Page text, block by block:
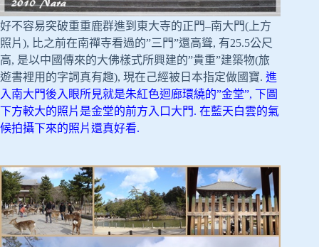
好不容易突破重重鹿群進到東大寺的正門–南大門(上方
照片), 比之前在南禪寺看過的”三門”還高聳, 有25.5公尺
高, 是以中國傳來的大佛樣式所興建的”貴重”建築物(旅
遊書裡用的字詞真有趣), 現在己經被日本指定做國寶. 進
入南大門後入眼所見就是朱紅色迴廊環繞的”金堂”, 下圖
下方較大的照片是金堂的前方入口大門. 在藍天白雲的氣
候拍攝下來的照片還真好看.